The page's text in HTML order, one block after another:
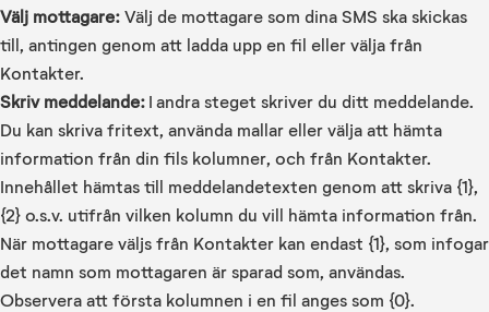
Välj mottagare: Välj de mottagare som dina SMS ska skickas
till, antingen genom att ladda upp en fil eller välja från
Kontakter.
Skriv meddelande: I andra steget skriver du ditt meddelande.
Du kan skriva fritext, använda mallar eller välja att hämta
information från din fils kolumner, och från Kontakter.
Innehållet hämtas till meddelandetexten genom att skriva {1},
{2} o.s.v. utifrån vilken kolumn du vill hämta information från.
När mottagare väljs från Kontakter kan endast {1}, som infogar
det namn som mottagaren är sparad som, användas.
Observera att första kolumnen i en fil anges som {0}.